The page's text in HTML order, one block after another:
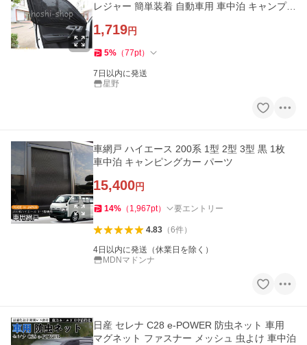
レジャー 簡単装着 自動車用 車中泊 キャンプ
1,719円
5% （77pt）
7日以内に発送
星野
車網戸 ハイエース 200系 1型 2型 3型 黒 1枚
車中泊 キャンピングカー パーツ
15,400円
14% （ 1,967pt） 要エントリー
4.83（6件）
4日以内に発送（休業日を除く）
MDNマドンナ
日産 セレナ C28 e-POWER 防虫ネット 車用
マグネット ファスナー メッシュ 虫よけ 車中泊